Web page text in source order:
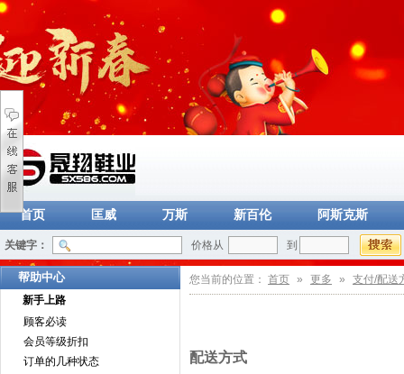
首页 匡威 万斯 新百伦 阿斯克斯
关键字： 价格从 到
帮助中心
新手上路
顾客必读
会员等级折扣
订单的几种状态
您当前的位置： 首页 » 更多 » 支付/配送
配送方式